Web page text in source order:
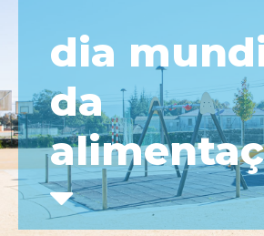
dia
da